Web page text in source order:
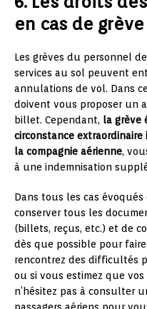
en cas de grève
Les grèves du personnel
services au sol peuvent
annulations de vol. Dans
doivent vous proposer un
billet. Cependant, la grève
circonstance
la compagnie aérienne,
à une indemnisation
Dans tous les cas
conserver tous les
(billets, reçus, etc.) et de
dès que possible pour
rencontrez des difficultés
ou si vous estimez que
n’hésitez pas à consulter